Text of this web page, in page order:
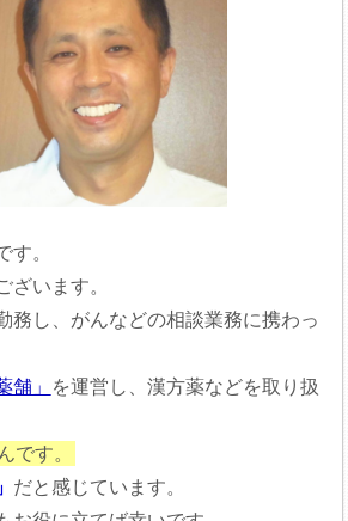
す。
ざいます。
務し、がんなどの相談業務に携わっ
舗」
を運営し、漢方薬などを取り扱
です。
だと感じています。